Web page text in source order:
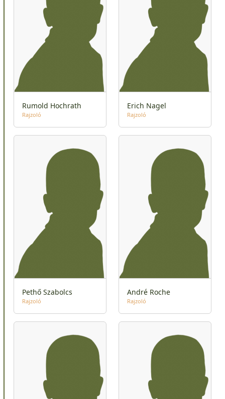
Rumold Hochrath
Rajzoló
Erich Nagel
Rajzoló
Pethő Szabolcs
Rajzoló
André Roche
Rajzoló